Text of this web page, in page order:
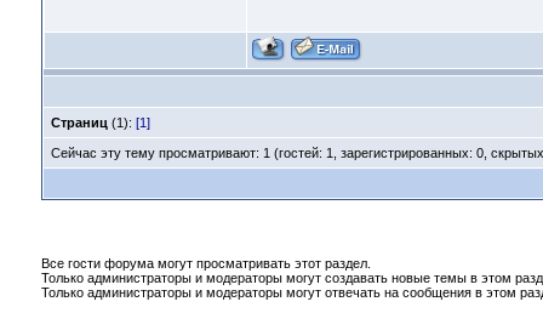
Страниц (1): [1]
Сейчас эту тему просматривают: 1 (гостей: 1, зарегистрированных: 0,
Все гости форума могут просматривать этот раздел.
Только администраторы и модераторы могут создавать новые темы в этом
Только администраторы и модераторы могут отвечать на сообщения в этом